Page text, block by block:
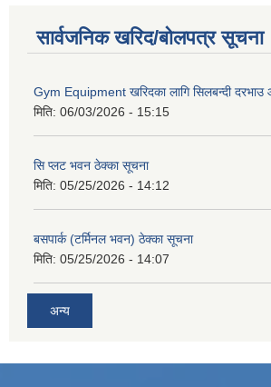
सार्वजनिक खरिद/बोलपत्र सूचना
Gym Equipment खरिदका लागि सिलबन्दी दरभाउ
मिति: 06/03/2026 - 15:15
सि प्लट भवन ठेक्का सूचना
मिति: 05/25/2026 - 14:12
बसपार्क (टर्मिनल भवन) ठेक्का सूचना
मिति: 05/25/2026 - 14:07
अन्य